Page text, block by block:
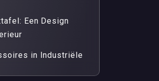
Een Design
in Industriële